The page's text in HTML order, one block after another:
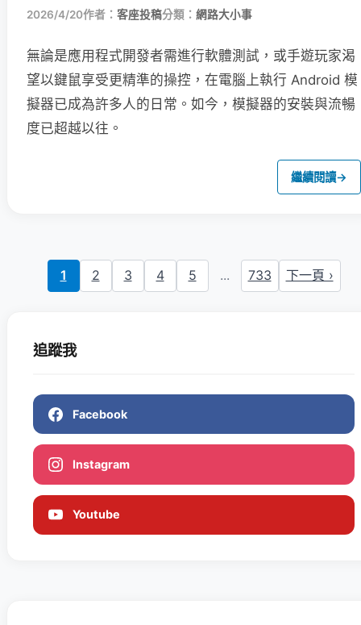
2026/4/20作者： 客座投稿分類： 網路大小事
無論是應用程式開發者需進行軟體測試，或手遊玩家渴
望以鍵鼠享受更精準的操控，在電腦上執行 Android 模
擬器已成為許多人的日常。如今，模擬器的安裝與流暢
度已超越以往。
繼續閱讀→
1 2 3 4 5 ... 733 下一頁 ›
追蹤我
Facebook
Instagram
Youtube